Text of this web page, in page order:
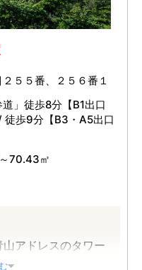
５５番、２５６番１
」徒歩8分【B1出口
歩9分【B3・A5出口
70.43㎡
山アドレスのタワー